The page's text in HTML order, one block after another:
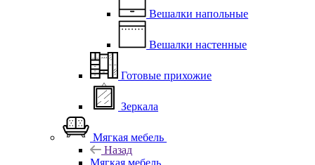
Вешалки напольные
Вешалки настенные
Готовые прихожие
Зеркала
Мягкая мебель
Назад
Мягкая мебель